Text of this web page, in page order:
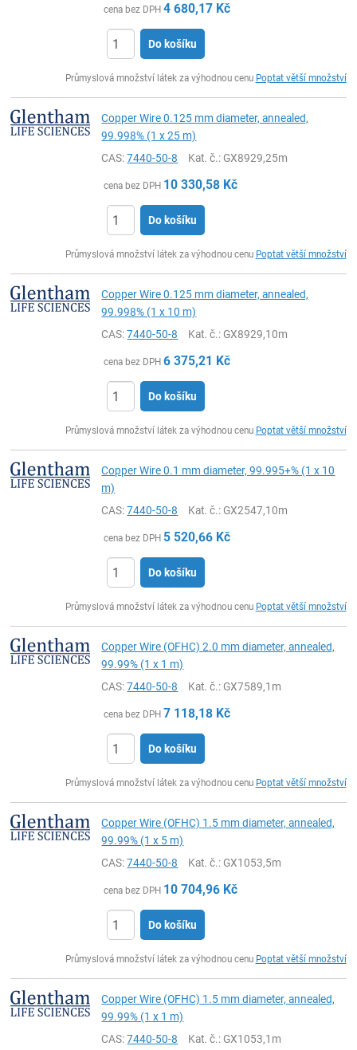
cena bez DPH 4 680,17 Kč
Do košíku
Průmyslová množství látek za výhodnou cenu Poptat větší množství
Copper Wire 0.125 mm diameter, annealed,
99.998% (1 x 25 m)
CAS:7440-50-8 Kat. č.: GX8929,25m
cena bez DPH 10 330,58 Kč
Do košíku
Průmyslová množství látek za výhodnou cenu Poptat větší množství
Copper Wire 0.125 mm diameter, annealed,
99.998% (1 x 10 m)
CAS:7440-50-8 Kat. č.: GX8929,10m
cena bez DPH 6 375,21 Kč
Do košíku
Průmyslová množství látek za výhodnou cenu Poptat větší množství
Copper Wire 0.1 mm diameter, 99.995+% (1 x 10
m)
CAS:7440-50-8 Kat. č.: GX2547,10m
cena bez DPH 5 520,66 Kč
Do košíku
Průmyslová množství látek za výhodnou cenu Poptat větší množství
Copper Wire (OFHC) 2.0 mm diameter, annealed,
99.99% (1 x 1 m)
CAS:7440-50-8 Kat. č.: GX7589,1m
cena bez DPH 7 118,18 Kč
Do košíku
Průmyslová množství látek za výhodnou cenu Poptat větší množství
Copper Wire (OFHC) 1.5 mm diameter, annealed,
99.99% (1 x 5 m)
CAS:7440-50-8 Kat. č.: GX1053,5m
cena bez DPH 10 704,96 Kč
Do košíku
Průmyslová množství látek za výhodnou cenu Poptat větší množství
Copper Wire (OFHC) 1.5 mm diameter, annealed,
99.99% (1 x 1 m)
CAS:7440-50-8 Kat. č.: GX1053,1m